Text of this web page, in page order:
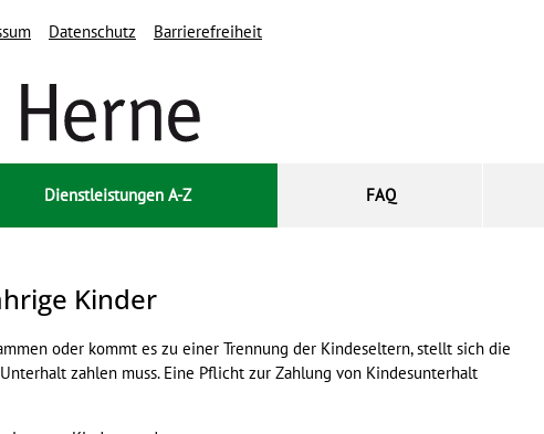
Datenschutz Barrierefreiheit
Dienstleistungen A-Z FAQ
Kinder
oder kommt es zu einer Trennung der Kindeseltern, stellt sich die
zahlen muss. Eine Pflicht zur Zahlung von Kindesunterhalt